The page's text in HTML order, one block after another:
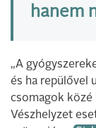
hanem
„A
és ha repülővel
csomagok közé
Vészhelyzet